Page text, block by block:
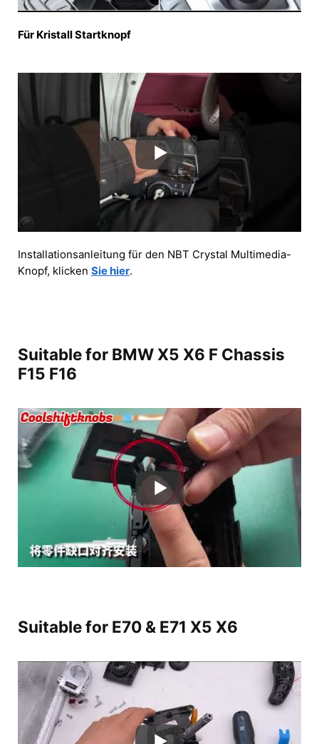
Für Kristall Startknopf
Installationsanleitung für den NBT Crystal Multimedia-
Knopf, klicken Sie hier.
Suitable for BMW X5 X6 F Chassis
F15 F16
Suitable for E70 & E71 X5 X6